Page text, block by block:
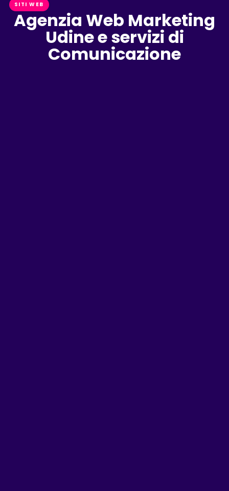
SITI WEB
Agenzia Web Marketing
Udine e servizi di
Comunicazione